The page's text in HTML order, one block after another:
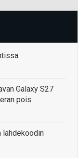
Galaxy S27
pois
lähdekoodin